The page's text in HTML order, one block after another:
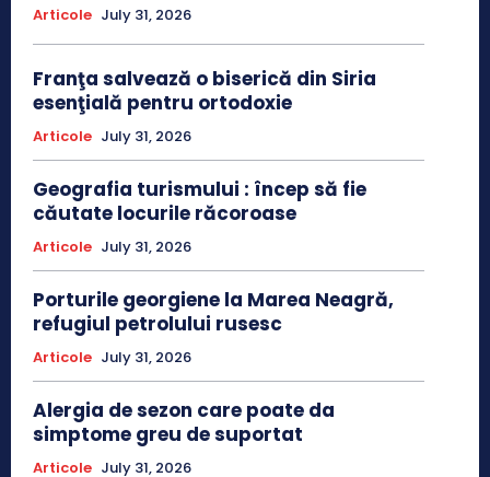
Articole July 31, 2026
Franţa salvează o biserică din Siria
esenţială pentru ortodoxie
Articole July 31, 2026
Geografia turismului : încep să fie
căutate locurile răcoroase
Articole July 31, 2026
Porturile georgiene la Marea Neagră,
refugiul petrolului rusesc
Articole July 31, 2026
Alergia de sezon care poate da
simptome greu de suportat
Articole July 31, 2026